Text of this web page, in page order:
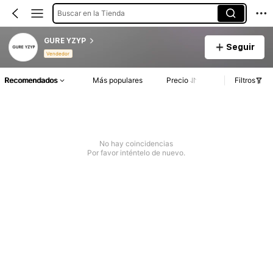
Buscar en la Tienda
GURE YZYP
Vendedor
Seguir
Recomendados Más populares Precio Filtros
No hay coincidencias
Por favor inténtelo de nuevo.